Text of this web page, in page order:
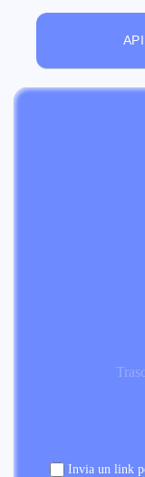
Invia un link